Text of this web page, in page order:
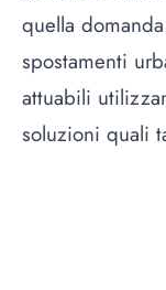
quella
spostamenti
attuabili
soluzioni quali